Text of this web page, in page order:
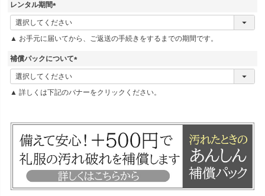
レンタル期間
(
必
須
▲ お手元に届いてから、ご返送の手続きをするまでの期間です。
補償パックについて
(
必
須
▲ 詳しくは下記のバナーをクリックください。